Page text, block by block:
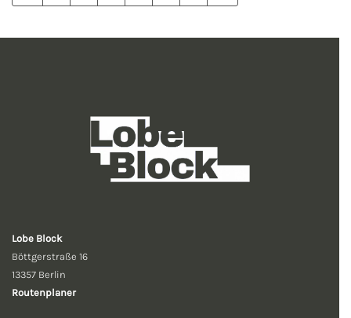
Lobe Block
Böttgerstraße 16
13357 Berlin
Routenplaner